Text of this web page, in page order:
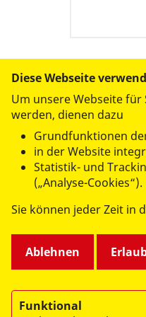
Hinweis zur
Aus
gleichzeitige
Diese Webseite
Um unsere Webseite
werden, dienen dazu
Grundfunktionen
in der Website
Statistik- und
(„Analyse-Cookies“).
Sie können jeder Zeit in
Ablehnen
Funktional